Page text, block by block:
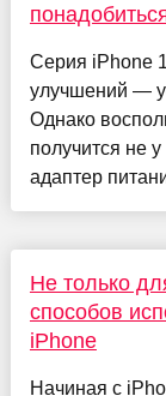
Серия iPhone
улучшений —
Однако
получится не
адаптер
Не только
способов
iPhone
Начиная с